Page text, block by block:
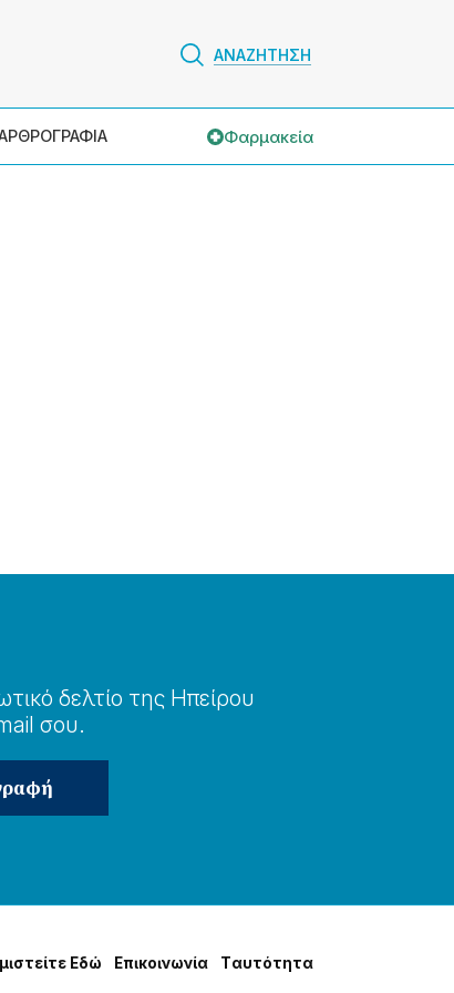
ΑΝΑΖΗΤΗΣΗ
Φαρμακεία
δελτίο της Ηπείρου
σου.
Εδώ Επɩκοɩνωνία Tαυτότητα